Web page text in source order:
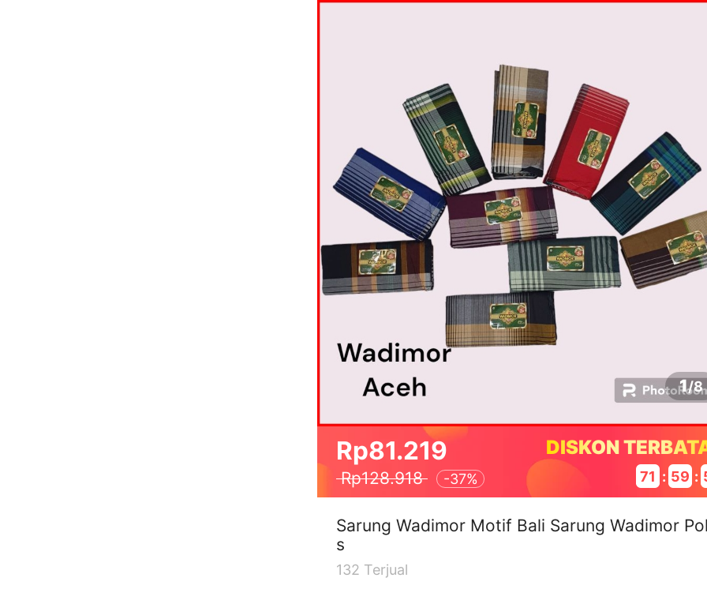
1/8
Rp81.219
Rp128.918 -37%
DISKON
71 : 59 :
Sarung Wadimor Motif Bali Sarung Wadimor
s
132 Terjual